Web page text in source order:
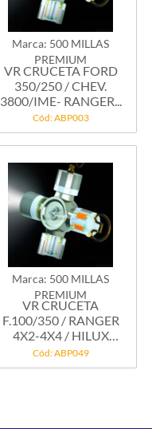
Marca: 500 MILLAS
PREMIUM
VR CRUCETA FORD
350/250 / CHEV.
3800/IME- RANGER...
Cód: ABP003
Marca: 500 MILLAS
PREMIUM
VR CRUCETA
F.100/350 / RANGER
4X2-4X4 / HILUX
4X2...
Cód: ABP049